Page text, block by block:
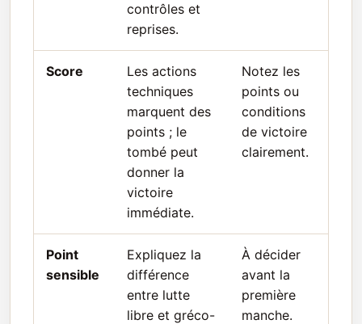
contrôles et
reprises.
Score
Les actions
techniques
marquent des
points ; le
tombé peut
donner la
victoire
immédiate.
Notez les
points ou
conditions
de victoire
clairement.
Point
sensible
Expliquez la
différence
entre lutte
libre et gréco-
À décider
avant la
première
manche.